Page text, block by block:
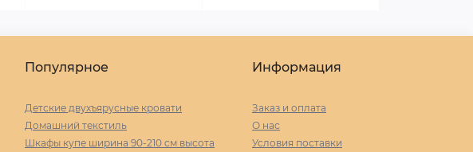
Популярное
Детские двухъярусные кровати
Домашний текстиль
Шкафы купе ширина 90-210 cм высота
Информация
Заказ и оплата
О нас
Условия поставки